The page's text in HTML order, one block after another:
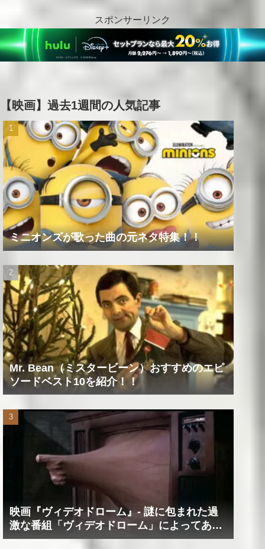
スポンサーリンク
【映画】過去1週間の人気記事
ミニオンズが歌った曲の元ネタ特集！！
Mr. Bean（ミスタービーン）おすすめのエピ
ソードベスト10を紹介！！
映画『ヴィデオドローム』‐ 謎に包まれた過
激な番組「ヴィデオドローム」によってあな
たの精神は蝕まれる！